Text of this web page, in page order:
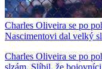
Charles Oliveira se po
Nascimentovi dal velký
Charles Oliveira se po